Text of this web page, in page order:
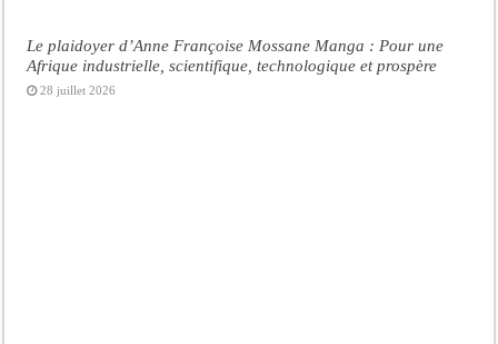
Le plaidoyer d’Anne Françoise Mossane Manga : Pour une
Afrique industrielle, scientifique, technologique et prospère
28 juillet 2026